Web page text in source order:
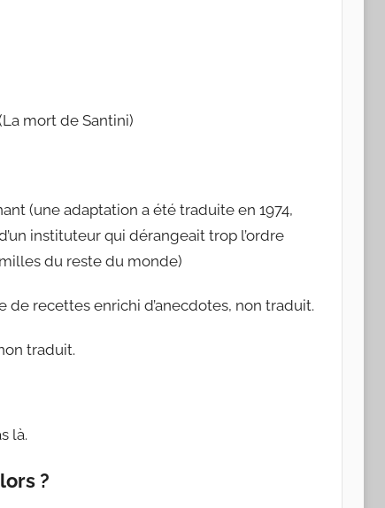
mort de Santini)
(une adaptation a été traduite en 1974,
instituteur qui dérangeait trop l’ordre
du reste du monde)
de recettes enrichi d’anecdotes, non traduit.
traduit.
là.
?